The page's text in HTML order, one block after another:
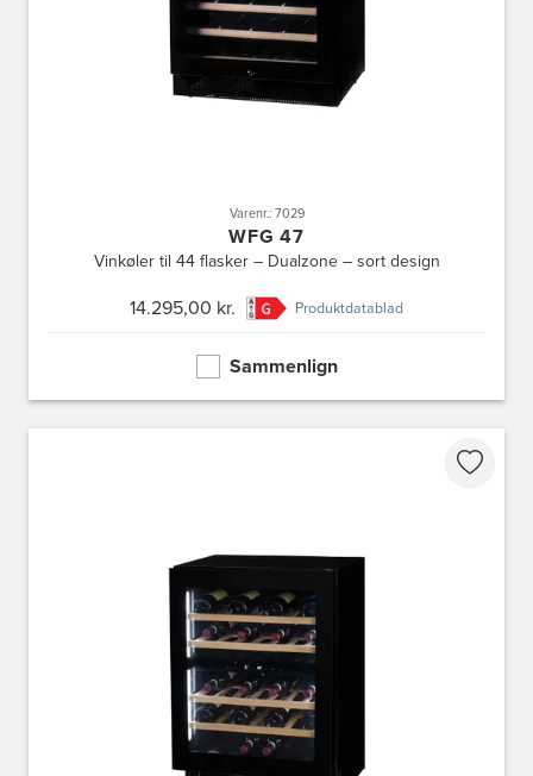
Varenr.: 7029
WFG 47
Vinkøler til 44 flasker – Dualzone – sort design
14.295,00 kr. Produktdatablad
Sammenlign